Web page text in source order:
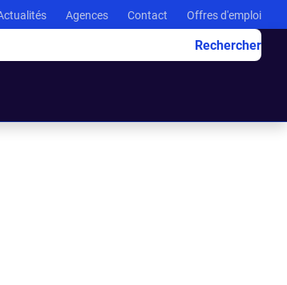
Agences Contact Offres d'emploi
Rechercher